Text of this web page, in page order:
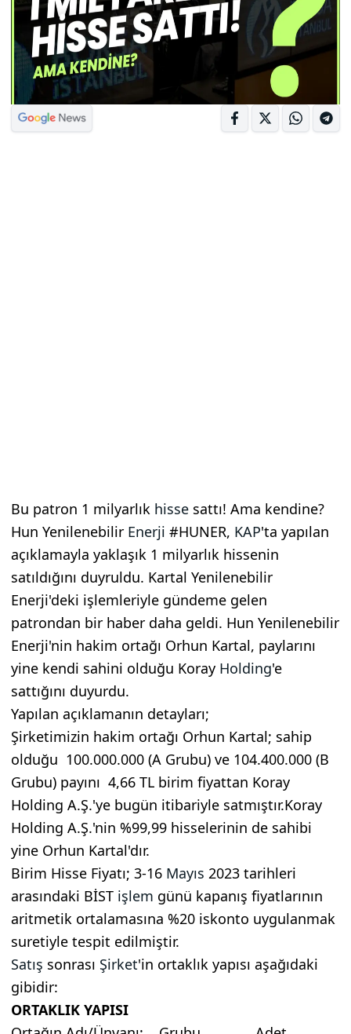
Bu patron 1 milyarlık hisse sattı! Ama kendine?
Hun Yenilenebilir Enerji #HUNER, KAP'ta yapılan
açıklamayla yaklaşık 1 milyarlık hissenin
satıldığını duyruldu. Kartal Yenilenebilir
Enerji'deki işlemleriyle gündeme gelen
patrondan bir haber daha geldi. Hun Yenilenebilir
Enerji'nin hakim ortağı Orhun Kartal, paylarını
yine kendi sahini olduğu Koray Holding'e
sattığını duyurdu.
Yapılan açıklamanın detayları;
Şirketimizin hakim ortağı Orhun Kartal; sahip
olduğu 100.000.000 (A Grubu) ve 104.400.000 (B
Grubu) payını 4,66 TL birim fiyattan Koray
Holding A.Ş.'ye bugün itibariyle satmıştır.Koray
Holding A.Ş.'nin %99,99 hisselerinin de sahibi
yine Orhun Kartal'dır.
Birim Hisse Fiyatı; 3-16 Mayıs 2023 tarihleri
arasındaki BİST işlem günü kapanış fiyatlarının
aritmetik ortalamasına %20 iskonto uygulanmak
suretiyle tespit edilmiştir.
Satış sonrası Şirket'in ortaklık yapısı aşağıdaki
gibidir:
ORTAKLIK YAPISI